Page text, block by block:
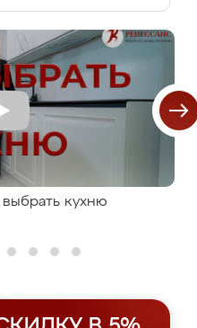
кухню